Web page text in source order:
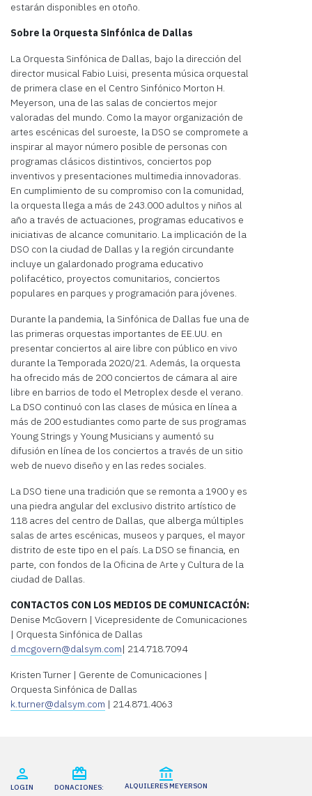
estarán disponibles en otoño.
Sobre la Orquesta Sinfónica de Dallas
La Orquesta Sinfónica de Dallas, bajo la dirección del
director musical Fabio Luisi, presenta música orquestal
de primera clase en el Centro Sinfónico Morton H.
Meyerson, una de las salas de conciertos mejor
valoradas del mundo. Como la mayor organización de
artes escénicas del suroeste, la DSO se compromete a
inspirar al mayor número posible de personas con
programas clásicos distintivos, conciertos pop
inventivos y presentaciones multimedia innovadoras.
En cumplimiento de su compromiso con la comunidad,
la orquesta llega a más de 243.000 adultos y niños al
año a través de actuaciones, programas educativos e
iniciativas de alcance comunitario. La implicación de la
DSO con la ciudad de Dallas y la región circundante
incluye un galardonado programa educativo
polifacético, proyectos comunitarios, conciertos
populares en parques y programación para jóvenes.
Durante la pandemia, la Sinfónica de Dallas fue una de
las primeras orquestas importantes de EE.UU. en
presentar conciertos al aire libre con público en vivo
durante la Temporada 2020/21. Además, la orquesta
ha ofrecido más de 200 conciertos de cámara al aire
libre en barrios de todo el Metroplex desde el verano.
La DSO continuó con las clases de música en línea a
más de 200 estudiantes como parte de sus programas
Young Strings y Young Musicians y aumentó su
difusión en línea de los conciertos a través de un sitio
web de nuevo diseño y en las redes sociales.
La DSO tiene una tradición que se remonta a 1900 y es
una piedra angular del exclusivo distrito artístico de
118 acres del centro de Dallas, que alberga múltiples
salas de artes escénicas, museos y parques, el mayor
distrito de este tipo en el país. La DSO se financia, en
parte, con fondos de la Oficina de Arte y Cultura de la
ciudad de Dallas.
CONTACTOS CON LOS MEDIOS DE COMUNICACIÓN:
Denise McGovern | Vicepresidente de Comunicaciones
| Orquesta Sinfónica de Dallas
d.mcgovern@dalsym.com| 214.718.7094
Kristen Turner | Gerente de Comunicaciones |
Orquesta Sinfónica de Dallas
k.turner@dalsym.com | 214.871.4063
LOGIN DONACIONES: ALQUILERES MEYERSON